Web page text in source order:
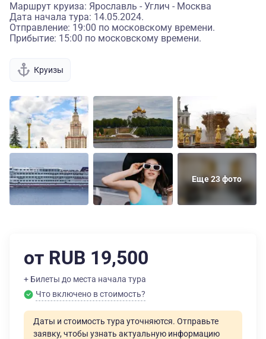
Маршрут круиза: Ярославль - Углич - Москва
Дата начала тура: 14.05.2024.
Отправление: 19:00 по московскому времени.
Прибытие: 15:00 по московскому времени.
Круизы
Еще 23 фото
от RUB 19,500
+ Билеты до места начала тура
Что включено в стоимость?
Даты и стоимость тура уточняются. Отправьте
заявку, чтобы узнать актуальную информацию